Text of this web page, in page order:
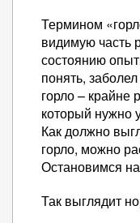
Термином
видимую часть
состоянию
понять,
горло – крайне
который нужно
Как должно
горло, можно
Остановимся
Так выглядит